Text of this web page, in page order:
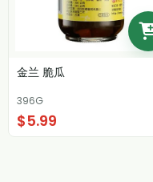
金兰 脆瓜
396G
$5.99